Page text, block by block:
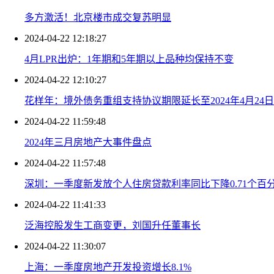
多方激活！北京楼市成交复苏明显
2024-04-22 12:18:27
4月LPR出炉：1年期和5年期以上品种均保持不变
2024-04-22 12:10:27
花样年：境外债务重组支持协议期限延长至2024年4月24日
2024-04-22 11:59:48
2024年三月房地产大事件盘点
2024-04-22 11:57:48
深圳：一季度新发放个人住房贷款利率同比下降0.71个百
2024-04-22 11:41:33
泛海控股发生工商变更，刘国升任董事长
2024-04-22 11:30:07
上海：一季度房地产开发投资增长8.1%